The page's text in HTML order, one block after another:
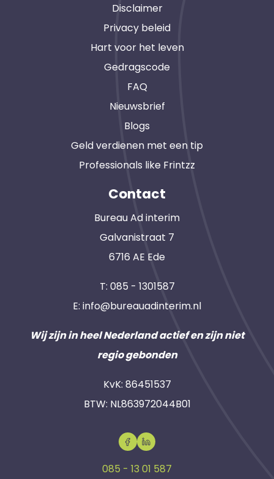
Disclaimer
Privacy beleid
Hart voor het leven
Gedragscode
FAQ
Nieuwsbrief
Blogs
Geld verdienen met een tip
Professionals like Frintzz
Contact
Bureau Ad interim
Galvanistraat 7
6716 AE Ede
T: 085 - 1301587
E: info@bureauadinterim.nl
Wij zijn in heel Nederland actief en zijn niet
regio gebonden
KvK: 86451537
BTW: NL863972044B01
085 - 13 01 587